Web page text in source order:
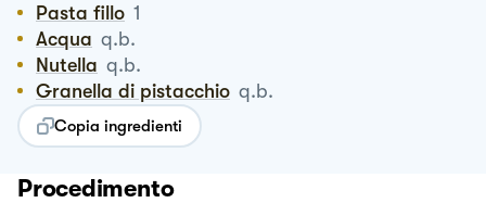
Pasta fillo 1
Acqua q.b.
Nutella q.b.
Granella di pistacchio q.b.
Copia ingredienti
Procedimento